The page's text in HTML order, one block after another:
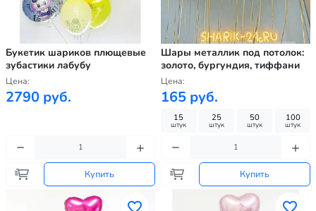
Букетик шариков плющевые
зубастики лабубу
Цена:
2790 руб.
Купить
Шары металлик под потолок:
золото, бургундия, тиффани
Цена:
165 руб.
15
штук
25
штук
50
штук
100
штук
Купить